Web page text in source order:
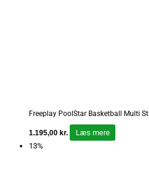
Freeplay PoolStar Basketball Multi
1.195,00 kr.
Læs mere
13%